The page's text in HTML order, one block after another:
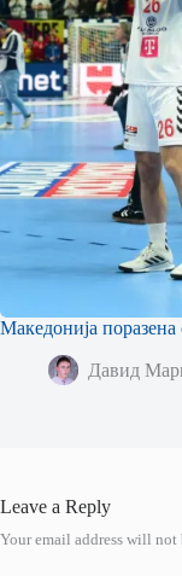
Македонија
Давид
Leave a Reply
Your email address will not